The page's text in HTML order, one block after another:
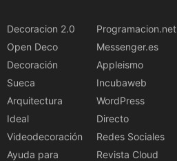
Decoracion 2.0
Open Deco
Decoración
Sueca
Arquitectura
Ideal
Videodecoración
Ayuda para
Programacion.net
Messenger.es
Appleismo
Incubaweb
WordPress
Directo
Redes Sociales
Revista Cloud